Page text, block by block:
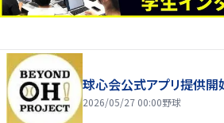
球心会公式アプリ提供開
2026/05/27 00:00野球